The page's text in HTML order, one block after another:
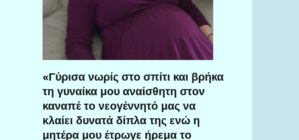
«Γύρισα νωρίς στο σπίτι και βρήκα
τη γυναίκα μου αναίσθητη στον
καναπέ το νεογέννητό μας να
κλαίει δυνατά δίπλα της ενώ η
μητέρα μου έτρωγε ήρεμα το